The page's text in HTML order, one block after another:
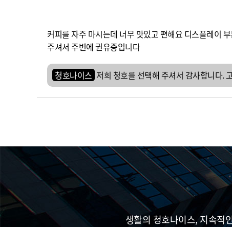
커피를 자주 마시는데 너무 맛있고 편해요 디스플레이
주셔서 주변에 권유중입니다
청호나이스 저희 청호를 선택해 주셔서 감사합니다.
생활의 청호나이스, 지속적